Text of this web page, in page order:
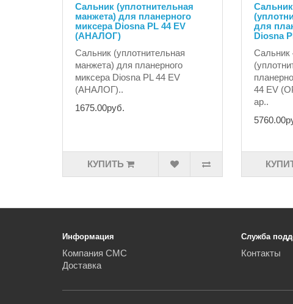
Сальник (уплотнительная
манжета) для планерного
миксера Diosna PL 44 EV
(АНАЛОГ)
Сальник (уплотнительная
манжета) для планерного
миксера Diosna PL 44 EV
(АНАЛОГ)..
1675.00руб.
КУПИТЬ
для
Diosna
Сальник
44 EV
ар..
Информация
Компания СМС
Доставка
Служба
Контакты